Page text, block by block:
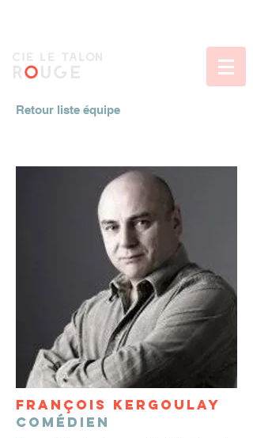
CIe le talon
rouge
Retour liste équipe
FRANÇOIS KERGOULAY
COMÉDIEN